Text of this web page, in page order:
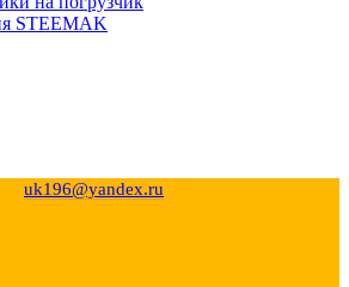
STEEMAK
uk196@yandex.ru